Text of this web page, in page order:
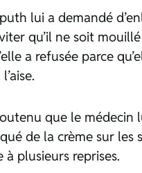
lui a demandé
qu’il ne soit
a refusée parce
que le médecin
de la crème sur les
à plusieurs reprises.